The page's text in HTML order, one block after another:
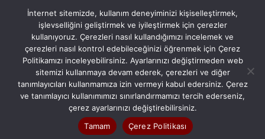
Çerez Politikası
Veri Sahibi Başvuru Formu
Web Tasarım –Zeyn Prodüksiyon
İnternet sitemizde, kullanım deneyiminizi kişiselleştirmek,
işlevselliğini geliştirmek ve iyileştirmek için çerezler
kullanıyoruz. Çerezleri nasıl kullandığımızı incelemek ve
çerezleri nasıl kontrol edebileceğinizi öğrenmek için Çerez
Politikamızı inceleyebilirsiniz. Ayarlarınızı değiştirmeden web
sitemizi kullanmaya devam ederek, çerezleri ve diğer
tanımlayıcıları kullanmamıza izin vermeyi kabul edersiniz. Çerez
ve tanımlayıcı kullanımımızı sınırlandırmamızı tercih ederseniz,
çerez ayarlarınızı değiştirebilirsiniz.
Tamam
Çerez Politikası